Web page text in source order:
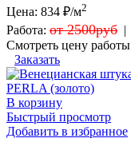
Цена: 834 ₽/м2
Работа: от 2500руб |
Смотреть цену работы
Заказать
В корзину
Быстрый просмотр
Добавить в избранное